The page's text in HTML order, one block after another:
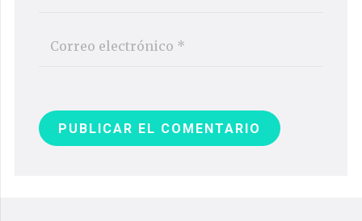
PUBLICAR EL COMENTARIO